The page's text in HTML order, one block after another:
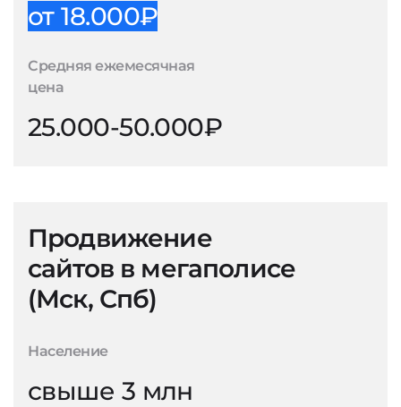
от 18.000₽
Средняя ежемесячная
цена
25.000-50.000₽
Продвижение
сайтов в мегаполисе
(Мск, Спб)
Население
свыше 3 млн